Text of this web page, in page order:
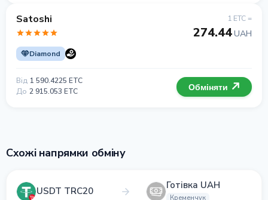
Satoshi
Diamond
1 ETC =
274.44UAH
Від 1 590.4225 ETC
До 2 915.053 ETC Обміняти
Схожі напрямки обміну
USDT TRC20 Готівка UAH
Кременчук